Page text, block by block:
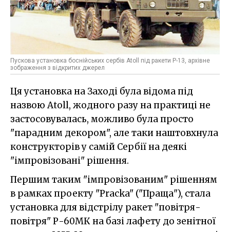
Пускова установка боснійських сербів Atoll під ракети Р-13, архівне
зображення з відкритих джерел
Ця установка на Заході була відома під
назвою Atoll, жодного разу на практиці не
застосовувалась, можливо була просто
"парадним декором", але таки наштовхнула
конструкторів у самій Сербії на деякі
"імпровізовані" рішення.
Першим таким "імпровізованим" рішенням
в рамках проекту "Pracka" ("Праща"), стала
установка для відстрілу ракет "повітря-
повітря" Р-60МК на базі лафету до зенітної